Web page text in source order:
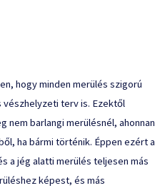
hogy minden merülés szigorú
terv is. Ezektől
nem barlangi merülésnél, ahonnan
ha bármi történik. Éppen ezért a
a jég alatti merülés teljesen más
képest, és más